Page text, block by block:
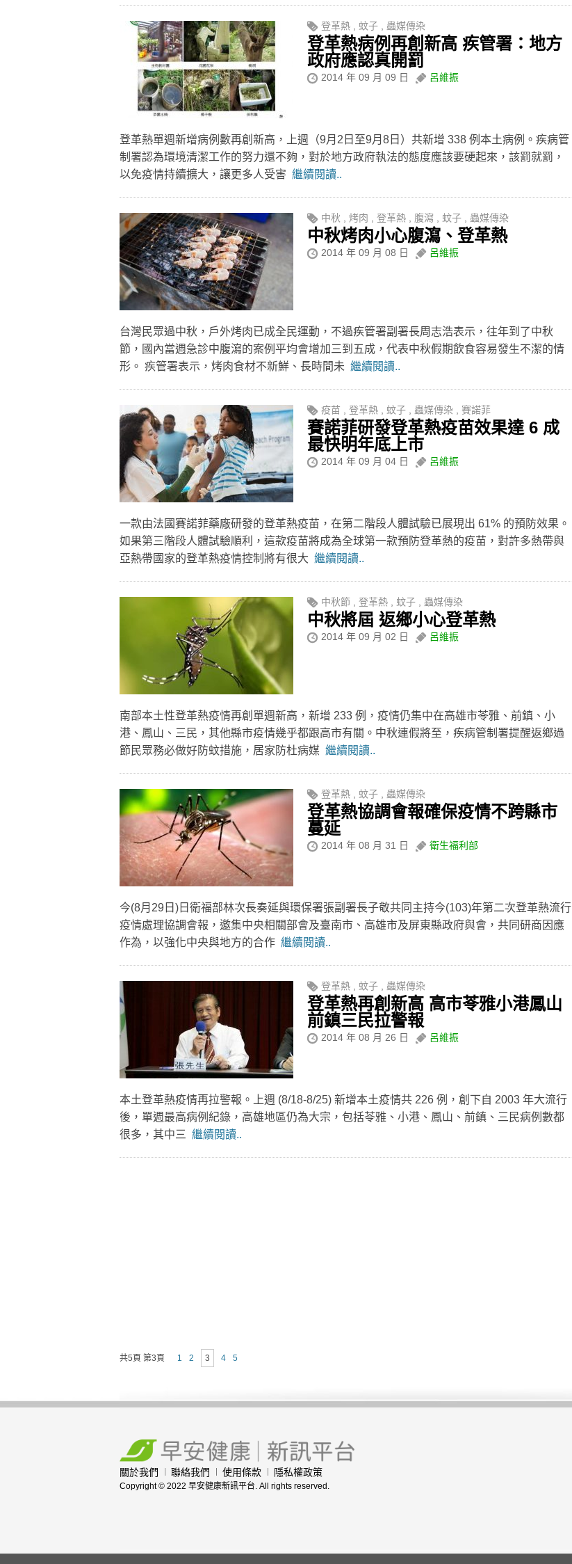
登革熱 蚊子 蟲媒傳染
登革熱病例再創新高 疾管署：地方
政府應認真開罰
2014 年 09 月 09 日 呂維振
登革熱單週新增病例數再創新高，上週（9月2日至9月8日）共新增 338 例本土病例。疾病管
制署認為環境清潔工作的努力還不夠，對於地方政府執法的態度應該要硬起來，該罰就罰，
以免疫情持續擴大，讓更多人受害 繼續閱讀..
中秋 烤肉 登革熱 腹瀉 蚊子 蟲媒傳染
中秋烤肉小心腹瀉、登革熱
2014 年 09 月 08 日 呂維振
台灣民眾過中秋，戶外烤肉已成全民運動，不過疾管署副署長周志浩表示，往年到了中秋
節，國內當週急診中腹瀉的案例平均會增加三到五成，代表中秋假期飲食容易發生不潔的情
形。 疾管署表示，烤肉食材不新鮮、長時間未 繼續閱讀..
疫苗 登革熱 蚊子 蟲媒傳染 賽諾菲
賽諾菲研發登革熱疫苗效果達 6 成
最快明年底上市
2014 年 09 月 04 日 呂維振
一款由法國賽諾菲藥廠研發的登革熱疫苗，在第二階段人體試驗已展現出 61% 的預防效果。
如果第三階段人體試驗順利，這款疫苗將成為全球第一款預防登革熱的疫苗，對許多熱帶與
亞熱帶國家的登革熱疫情控制將有很大 繼續閱讀..
中秋節 登革熱 蚊子 蟲媒傳染
中秋將屆 返鄉小心登革熱
2014 年 09 月 02 日 呂維振
南部本土性登革熱疫情再創單週新高，新增 233 例，疫情仍集中在高雄市苓雅、前鎮、小
港、鳳山、三民，其他縣市疫情幾乎都跟高市有關。中秋連假將至，疾病管制署提醒返鄉過
節民眾務必做好防蚊措施，居家防杜病媒 繼續閱讀..
登革熱 蚊子 蟲媒傳染
登革熱協調會報確保疫情不跨縣市
蔓延
2014 年 08 月 31 日 衛生福利部
今(8月29日)日衛福部林次長奏延與環保署張副署長子敬共同主持今(103)年第二次登革熱流行
疫情處理協調會報，邀集中央相關部會及臺南市、高雄市及屏東縣政府與會，共同研商因應
作為，以強化中央與地方的合作 繼續閱讀..
登革熱 蚊子 蟲媒傳染
登革熱再創新高 高市苓雅小港鳳山
前鎮三民拉警報
2014 年 08 月 26 日 呂維振
本土登革熱疫情再拉警報。上週 (8/18-8/25) 新增本土疫情共 226 例，創下自 2003 年大流行
後，單週最高病例紀錄，高雄地區仍為大宗，包括苓雅、小港、鳳山、前鎮、三民病例數都
很多，其中三 繼續閱讀..
共5頁 第3頁 1 2 3 4 5
關於我們 聯絡我們 使用條款 隱私權政策
Copyright © 2022 早安健康新訊平台. All rights reserved.